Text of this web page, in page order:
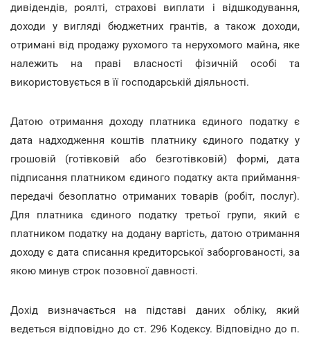
дивідендів, роялті, страхові виплати і відшкодування,
доходи у вигляді бюджетних грантів, а також доходи,
отримані від продажу рухомого та нерухомого майна, яке
належить на праві власності фізичній особі та
використовується в її господарській діяльності.
Датою отримання доходу платника єдиного податку є
дата надходження коштів платнику єдиного податку у
грошовій (готівковій або безготівковій) формі, дата
підписання платником єдиного податку акта приймання-
передачі безоплатно отриманих товарів (робіт, послуг).
Для платника єдиного податку третьої групи, який є
платником податку на додану вартість, датою отримання
доходу є дата списання кредиторської заборгованості, за
якою минув строк позовної давності.
Дохід визначається на підставі даних обліку, який
ведеться відповідно до ст. 296 Кодексу. Відповідно до п.